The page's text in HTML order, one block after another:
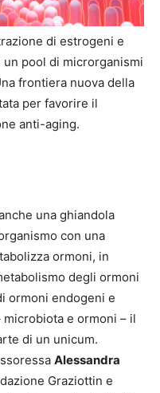
di estrogeni e
un pool di microrganismi
frontiera nuova della
per favorire il
anti-aging.
una ghiandola
con una
ormoni, in
degli ormoni
ormoni endogeni e
e ormoni – il
di un unicum.
Alessandra
Graziottin e